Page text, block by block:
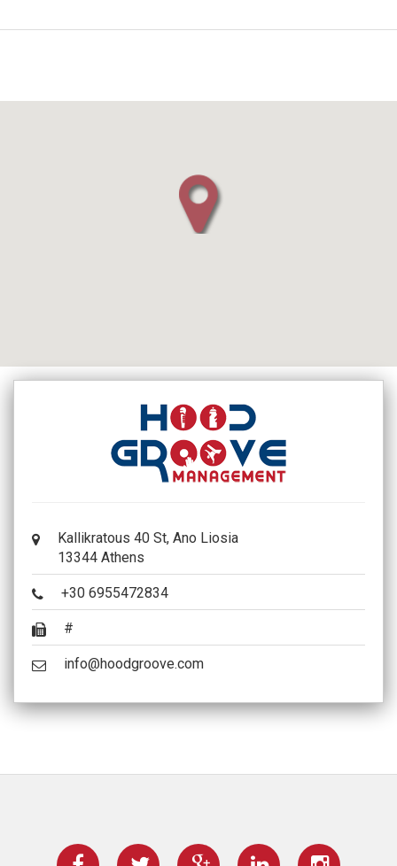
Kallikratous 40 St, Ano Liosia
13344 Athens
+30 6955472834
#
info@hoodgroove.com